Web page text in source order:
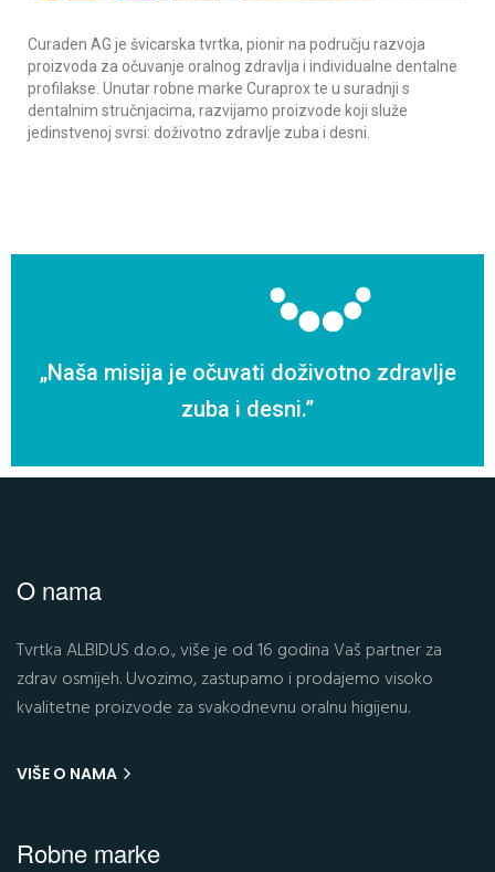
Curaden AG je švicarska tvrtka, pionir na području razvoja
proizvoda za očuvanje oralnog zdravlja i individualne dentalne
profilakse. Unutar robne marke Curaprox te u suradnji s
dentalnim stručnjacima, razvijamo proizvode koji služe
jedinstvenoj svrsi: doživotno zdravlje zuba i desni.
„Naša misija je očuvati doživotno zdravlje
zuba i desni.”
O nama
Tvrtka ALBIDUS d.o.o., više je od 16 godina Vaš partner za
zdrav osmijeh. Uvozimo, zastupamo i prodajemo visoko
kvalitetne proizvode za svakodnevnu oralnu higijenu.
VIŠE O NAMA
Robne marke